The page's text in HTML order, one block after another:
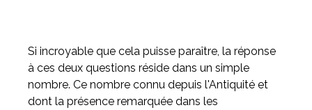
Si incroyable que cela puisse paraître, la réponse
à ces deux questions réside dans un simple
nombre. Ce nombre connu depuis l'Antiquité et
dont la présence remarquée dans les